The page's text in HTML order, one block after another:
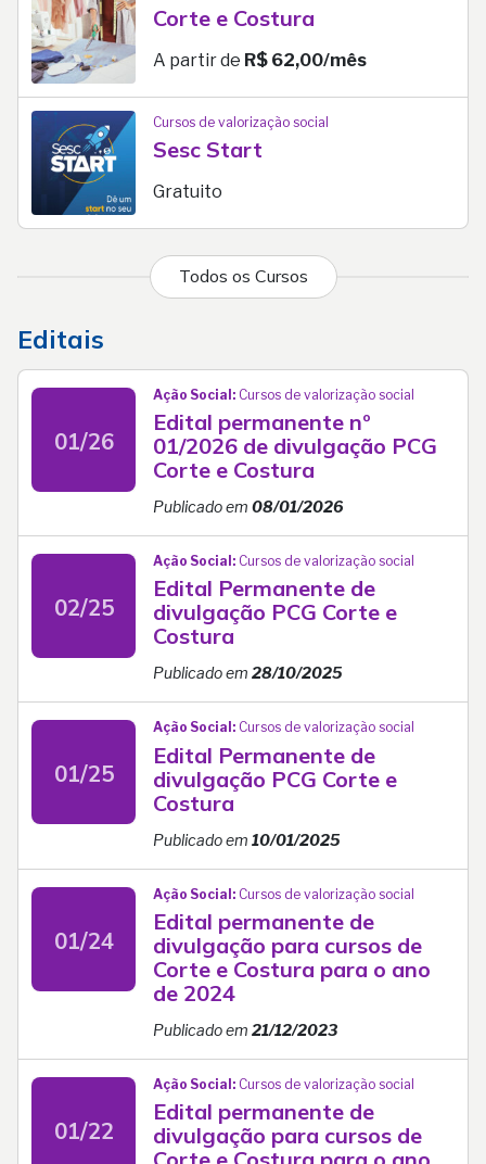
Corte e Costura
A partir de R$ 62,00/mês
Cursos de valorização social
Sesc Start
Gratuito
Todos os Cursos
Editais
01/26
Ação Social: Cursos de valorização social
Edital permanente nº
01/2026 de divulgação PCG
Corte e Costura
Publicado em 08/01/2026
02/25
Ação Social: Cursos de valorização social
Edital Permanente de
divulgação PCG Corte e
Costura
Publicado em 28/10/2025
01/25
Ação Social: Cursos de valorização social
Edital Permanente de
divulgação PCG Corte e
Costura
Publicado em 10/01/2025
01/24
Ação Social: Cursos de valorização social
Edital permanente de
divulgação para cursos de
Corte e Costura para o ano
de 2024
Publicado em 21/12/2023
01/22
Ação Social: Cursos de valorização social
Edital permanente de
divulgação para cursos de